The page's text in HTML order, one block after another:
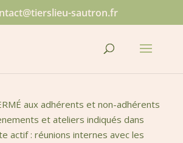
sautron.fr
aux adhérents et non-adhérents
et ateliers indiqués dans
actif : réunions internes avec les